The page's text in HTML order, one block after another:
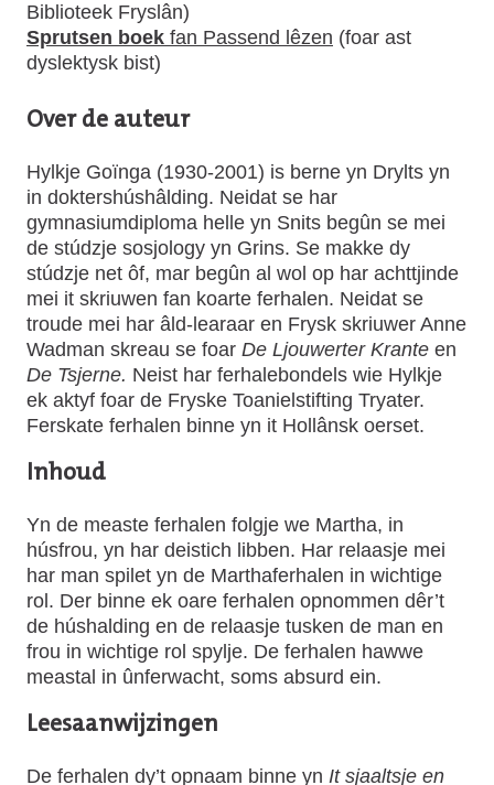
Biblioteek Fryslân)
Sprutsen boek fan Passend lêzen (foar ast
dyslektysk bist)
Over de auteur
Hylkje Goïnga (1930-2001) is berne yn Drylts yn
in doktershúshâlding. Neidat se har
gymnasiumdiploma helle yn Snits begûn se mei
de stúdzje sosjology yn Grins. Se makke dy
stúdzje net ôf, mar begûn al wol op har achttjinde
mei it skriuwen fan koarte ferhalen. Neidat se
troude mei har âld-learaar en Frysk skriuwer Anne
Wadman skreau se foar De Ljouwerter Krante en
De Tsjerne. Neist har ferhalebondels wie Hylkje
ek aktyf foar de Fryske Toanielstifting Tryater.
Ferskate ferhalen binne yn it Hollânsk oerset.
Inhoud
Yn de measte ferhalen folgje we Martha, in
húsfrou, yn har deistich libben. Har relaasje mei
har man spilet yn de Marthaferhalen in wichtige
rol. Der binne ek oare ferhalen opnommen dêr’t
de húshalding en de relaasje tusken de man en
frou in wichtige rol spylje. De ferhalen hawwe
meastal in ûnferwacht, soms absurd ein.
Leesaanwijzingen
De ferhalen dy’t opnaam binne yn It sjaaltsje en